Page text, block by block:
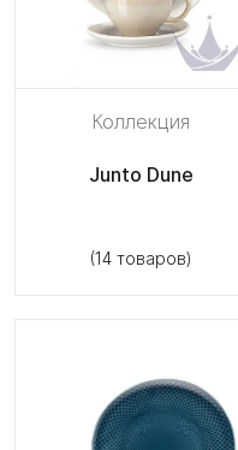
Коллекция
Junto Dune
(14 товаров)